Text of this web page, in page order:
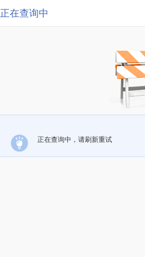
正在查询中
正在查询中，请刷新重试